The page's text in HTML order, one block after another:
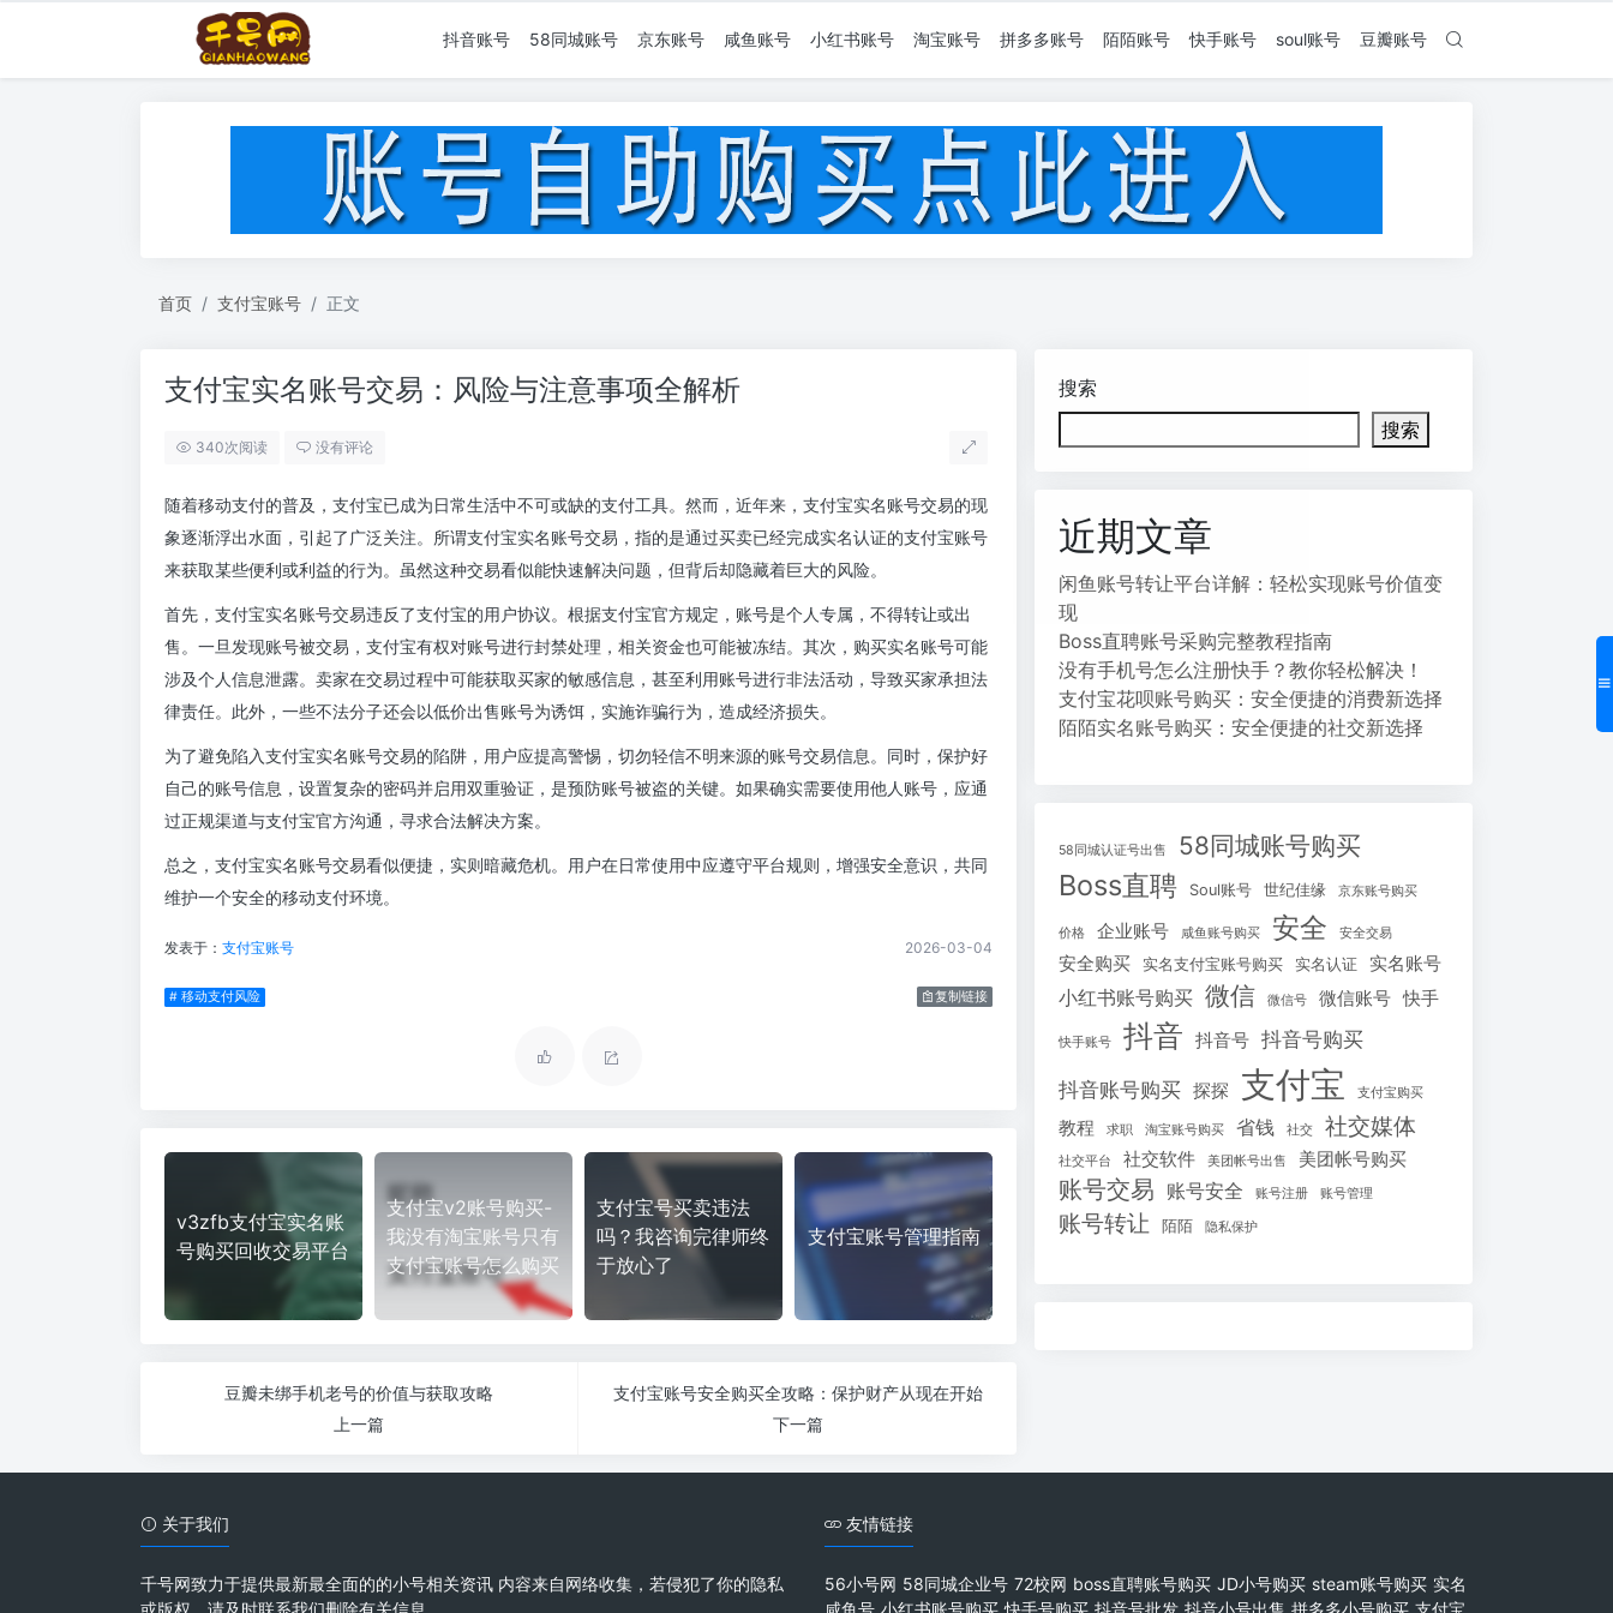
抖音账号 58同城账号 京东账号 咸鱼账号 小红书账号 淘宝账号 拼多多账号 陌陌账号 快手账号 soul账号 豆瓣账号
首页 支付宝账号 正文
支付宝实名账号交易：风险与注意事项全解析
340次阅读 没有评论
随着移动支付的普及，支付宝已成为日常生活中不可或缺的支付工具。然而，近年来，支付宝实名账号交易的现
象逐渐浮出水面，引起了广泛关注。所谓支付宝实名账号交易，指的是通过买卖已经完成实名认证的支付宝账号
来获取某些便利或利益的行为。虽然这种交易看似能快速解决问题，但背后却隐藏着巨大的风险。
首先，支付宝实名账号交易违反了支付宝的用户协议。根据支付宝官方规定，账号是个人专属，不得转让或出
售。一旦发现账号被交易，支付宝有权对账号进行封禁处理，相关资金也可能被冻结。其次，购买实名账号可能
涉及个人信息泄露。卖家在交易过程中可能获取买家的敏感信息，甚至利用账号进行非法活动，导致买家承担法
律责任。此外，一些不法分子还会以低价出售账号为诱饵，实施诈骗行为，造成经济损失。
为了避免陷入支付宝实名账号交易的陷阱，用户应提高警惕，切勿轻信不明来源的账号交易信息。同时，保护好
自己的账号信息，设置复杂的密码并启用双重验证，是预防账号被盗的关键。如果确实需要使用他人账号，应通
过正规渠道与支付宝官方沟通，寻求合法解决方案。
总之，支付宝实名账号交易看似便捷，实则暗藏危机。用户在日常使用中应遵守平台规则，增强安全意识，共同
维护一个安全的移动支付环境。
发表于： 支付宝账号 2026-03-04
# 移动支付风险 复制链接
v3zfb支付宝实名账
号购买回收交易平台
支付宝v2账号购买-
我没有淘宝账号只有
支付宝账号怎么购买
支付宝号买卖违法
吗？我咨询完律师终
于放心了
支付宝账号管理指南
豆瓣未绑手机老号的价值与获取攻略
上一篇
支付宝账号安全购买全攻略：保护财产从现在开始
下一篇
搜索
搜索
近期文章
闲鱼账号转让平台详解：轻松实现账号价值变
现
Boss直聘账号采购完整教程指南
没有手机号怎么注册快手？教你轻松解决！
支付宝花呗账号购买：安全便捷的消费新选择
陌陌实名账号购买：安全便捷的社交新选择
58同城认证号出售 58同城账号购买
Boss直聘 Soul账号 世纪佳缘 京东账号购买
价格 企业账号 咸鱼账号购买 安全 安全交易
安全购买 实名支付宝账号购买 实名认证 实名账号
小红书账号购买 微信 微信号 微信账号 快手
快手账号 抖音 抖音号 抖音号购买
抖音账号购买 探探 支付宝 支付宝购买
教程 求职 淘宝账号购买 省钱 社交 社交媒体
社交平台 社交软件 美团帐号出售 美团帐号购买
账号交易 账号安全 账号注册 账号管理
账号转让 陌陌 隐私保护
关于我们
千号网致力于提供最新最全面的的小号相关资讯 内容来自网络收集，若侵犯了你的隐私
或版权，请及时联系我们删除有关信息。
友情链接
56小号网 58同城企业号 72校网 boss直聘账号购买 JD小号购买 steam账号购买 实名
咸鱼号 小红书账号购买 快手号购买 抖音号批发 抖音小号出售 拼多多小号购买 支付宝